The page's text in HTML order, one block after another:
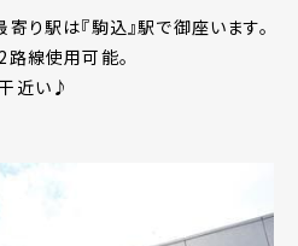
り駅は『駒込』駅で御座います。
線使用可能。
近い♪